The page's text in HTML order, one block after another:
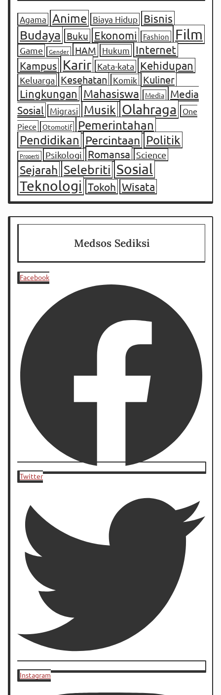
Agama Anime Biaya Hidup Bisnis
Budaya Buku Ekonomi Fashion Film
Game Gender HAM Hukum
Internet
Kampus Karir Kata-kata Kehidupan
Keluarga Kesehatan Komik Kuliner
Lingkungan Mahasiswa Media
Media
Sosial
Migrasi Musik Olahraga
One
Piece
Otomotif
Pemerintahan
Pendidikan Percintaan Politik
Properti Psikologi Romansa Science
Sejarah Selebriti Sosial
Teknologi Tokoh Wisata
Medsos Sediksi
Facebook
Twitter
Instagram